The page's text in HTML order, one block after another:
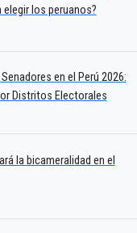
elegir los peruanos?
en el Perú 2026:
Distritos Electorales
la bicameralidad en el